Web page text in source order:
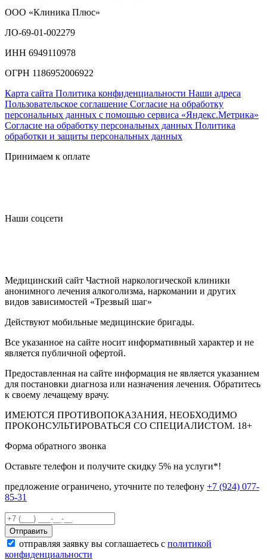
ООО «Клиника Плюс»
ЛО-69-01-002279
ИНН 6949110978
ОГРН 1186952006922
Карта сайта Политика конфиденциальности Наши адреса
Пользовательское соглашение Согласие на обработку
персональных данных с помощью сервиса «Яндекс.Метрика»
Согласие на обработку персональных данных Политика
обработки и защиты персональных данных
Принимаем к оплате
Наши соцсети
Медицинский сайт Частной наркологической клиники
анонимного лечения алкоголизма, наркомании и других
видов зависимостей «Трезвый шаг»
Действуют мобильные медицинские бригады.
Все указанное на сайте носит информативный характер и не
является публичной офертой.
Предоставленная на сайте информация не является указанием
для постановки диагноза или назначения лечения. Обратитесь
к своему лечащему врачу.
ИМЕЮТСЯ ПРОТИВОПОКАЗАНИЯ, НЕОБХОДИМО
ПРОКОНСУЛЬТИРОВАТЬСЯ СО СПЕЦИАЛИСТОМ. 18+
Форма обратного звонка
Оставьте телефон и получите скидку 5% на услуги*!
предложение ограничено, уточните по телефону +7 (924) 077-
85-31
Отправить
отправляя заявку вы соглашаетесь с политикой
конфиденциальности